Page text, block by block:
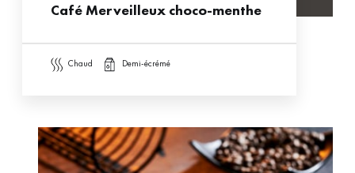
Café Merveilleux choco-menthe
chaud demi-écrémé